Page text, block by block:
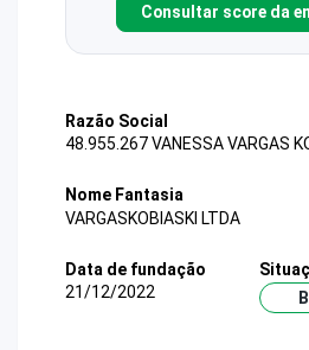
Consultar score da
Razão Social
48.955.267 VANESSA VARGAS
Nome Fantasia
VARGASKOBIASKI LTDA
Data de fundação
21/12/2022